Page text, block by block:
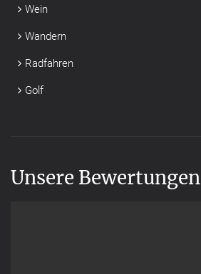
Wein
Wandern
Radfahren
Golf
Unsere Bewertungen